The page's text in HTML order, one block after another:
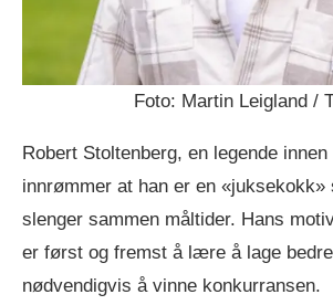
Foto: Martin Leigland /
Robert Stoltenberg, en legende
innrømmer at han er en «juksekokk»
slenger sammen måltider. Hans
er først og fremst å lære å lage
nødvendigvis å vinne konkurransen.